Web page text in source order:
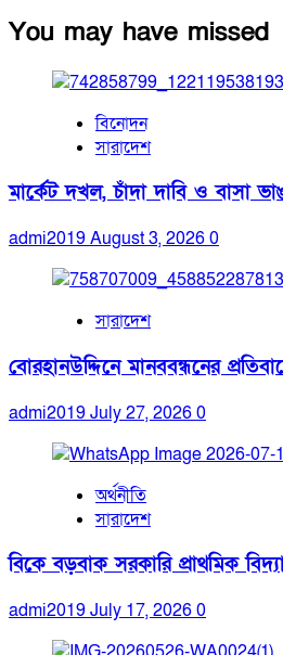
You may have missed
বিনোদন
সারাদেশ
মার্কেট দখল, চাঁদা দাবি ও বাসা
admi2019August 3, 20260
সারাদেশ
বোরহানউদ্দিনে মানববন্ধনের
admi2019July 27, 20260
অর্থনীতি
সারাদেশ
বিকে বড়বাক সরকারি প্রাথমিক
admi2019July 17, 20260